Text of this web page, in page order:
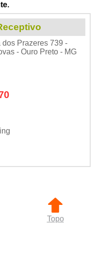
Prazeres 739 -
- Ouro Preto - MG
Topo